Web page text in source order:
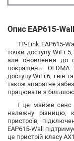
Опис EAP615-Wall
TP-Link EAP615-
точки доступу WiFi
але оновлення до
покращень.
доступу WiFi 6, і він
також апаратне
працювати з
І це майже сенс
належну різницю,
пристроїв,
EAP615-Wall
це пристрій класу